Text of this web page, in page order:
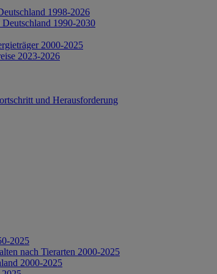
1998-2026
Deutschland 1990-2030
2000-2025
2023-2026
und Herausforderung
2025
nach Tierarten 2000-2025
2000-2025